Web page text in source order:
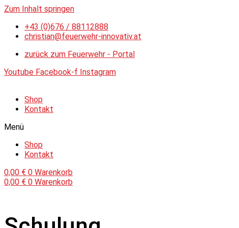
Zum Inhalt springen
+43 (0)676 / 88112888
christian@feuerwehr-innovativ.at
zurück zum Feuerwehr - Portal
Youtube Facebook-f Instagram
Shop
Kontakt
Menü
Shop
Kontakt
0,00 € 0 Warenkorb
0,00 € 0 Warenkorb